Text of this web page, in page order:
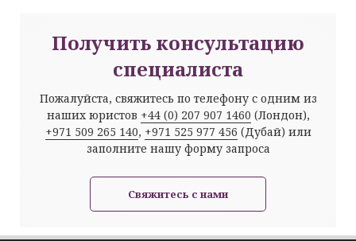
Получить консультацию
специалиста
Пожалуйста, свяжитесь по телефону с одним из
наших юристов +44 (0) 207 907 1460 (Лондон),
+971 509 265 140, +971 525 977 456 (Дубай) или
заполните нашу форму запроса
Свяжитесь с нами